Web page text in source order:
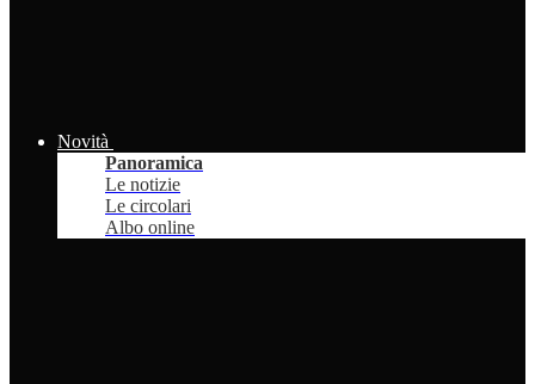
Novità
Panoramica
Le notizie
Le circolari
Albo online